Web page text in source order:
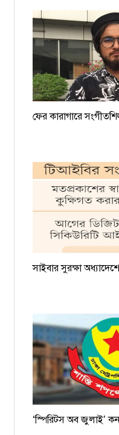
ফের কারাগারে
সাইবার সুরক্ষা
‘স্পিরিটস অব জুলাই’